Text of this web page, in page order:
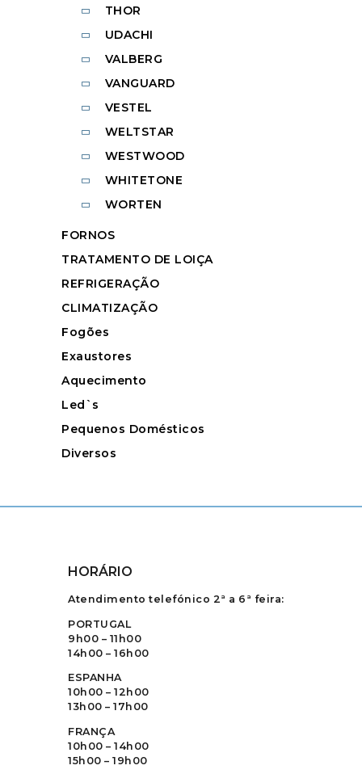
THOR
UDACHI
VALBERG
VANGUARD
VESTEL
WELTSTAR
WESTWOOD
WHITETONE
WORTEN
FORNOS
TRATAMENTO DE LOIÇA
REFRIGERAÇÃO
CLIMATIZAÇÃO
Fogões
Exaustores
Aquecimento
Led`s
Pequenos Domésticos
Diversos
HORÁRIO
Atendimento telefónico 2ª a 6ª feira:
PORTUGAL
9h00 – 11h00
14h00 – 16h00
ESPANHA
10h00 – 12h00
13h00 – 17h00
FRANÇA
10h00 – 14h00
15h00 – 19h00